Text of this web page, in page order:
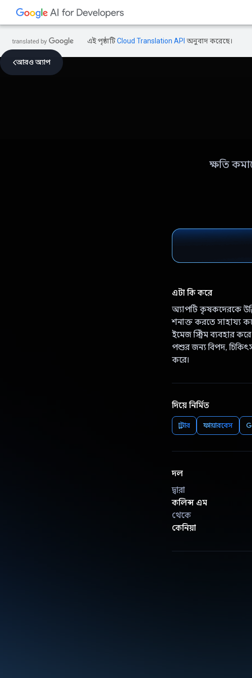
এই পৃষ্ঠাটিCloud Translation API অনুবাদ করেছে।
আরও অ্যাপ
ক্ষতি
এটা কি করে
অ্যাপটি কৃষকদেরকে
শনাক্ত করতে সাহায্য
ইমেজ স্ট্রিম ব্যবহার
পশুর জন্য বিপদ,
করে।
দিয়ে নির্মিত
ফ্লাটার ফায়ারবেস
দল
দ্বারা
কলিন্স এম
থেকে
কেনিয়া